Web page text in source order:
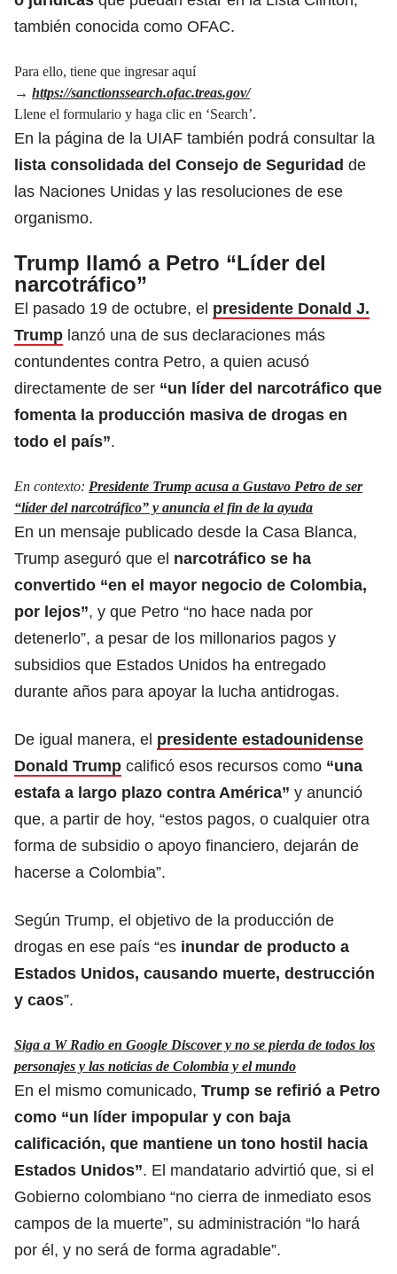
también conocida como OFAC.
Para ello, tiene que ingresar aquí
→ https://sanctionssearch.ofac.treas.gov/
Llene el formulario y haga clic en ‘Search’.
En la página de la UIAF también podrá consultar la
lista consolidada del Consejo de Seguridad de
las Naciones Unidas y las resoluciones de ese
organismo.
Trump llamó a Petro “Líder del
narcotráfico”
El pasado 19 de octubre, el presidente Donald J.
Trump lanzó una de sus declaraciones más
contundentes contra Petro, a quien acusó
directamente de ser “un líder del narcotráfico que
fomenta la producción masiva de drogas en
todo el país”.
En contexto: Presidente Trump acusa a Gustavo Petro de ser
“líder del narcotráfico” y anuncia el fin de la ayuda
En un mensaje publicado desde la Casa Blanca,
Trump aseguró que el narcotráfico se ha
convertido “en el mayor negocio de Colombia,
por lejos”, y que Petro “no hace nada por
detenerlo”, a pesar de los millonarios pagos y
subsidios que Estados Unidos ha entregado
durante años para apoyar la lucha antidrogas.
De igual manera, el presidente estadounidense
Donald Trump calificó esos recursos como “una
estafa a largo plazo contra América” y anunció
que, a partir de hoy, “estos pagos, o cualquier otra
forma de subsidio o apoyo financiero, dejarán de
hacerse a Colombia”.
Según Trump, el objetivo de la producción de
drogas en ese país “es inundar de producto a
Estados Unidos, causando muerte, destrucción
y caos”.
Siga a W Radio en Google Discover y no se pierda de todos los
personajes y las noticias de Colombia y el mundo
En el mismo comunicado, Trump se refirió a Petro
como “un líder impopular y con baja
calificación, que mantiene un tono hostil hacia
Estados Unidos”. El mandatario advirtió que, si el
Gobierno colombiano “no cierra de inmediato esos
campos de la muerte”, su administración “lo hará
por él, y no será de forma agradable”.